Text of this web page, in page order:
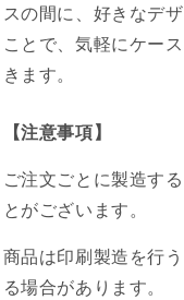
デ
ィ
の
数
を
減
す
デ
ィ
増
す
スの間に、好きなデ
ことで、気軽にケー
きます。
【注意事項】
ご注文ごとに製造す
とがございます。
商品は印刷製造を行
る場合があります。